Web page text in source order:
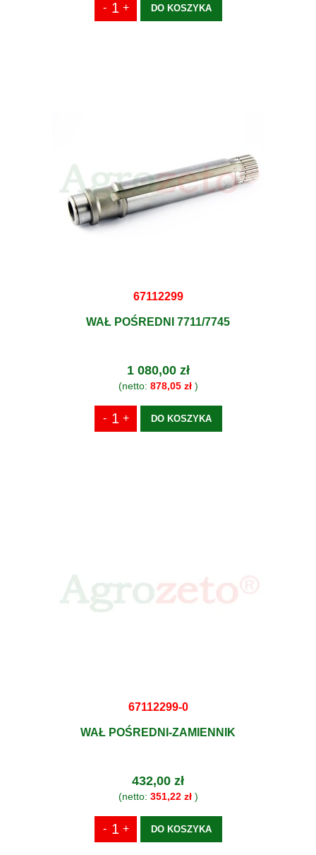
DO KOSZYKA
67112299
WAŁ POŚREDNI 7711/7745
1 080,00 zł
(netto: 878,05 zł)
DO KOSZYKA
67112299-0
WAŁ POŚREDNI-ZAMIENNIK
432,00 zł
(netto: 351,22 zł)
DO KOSZYKA